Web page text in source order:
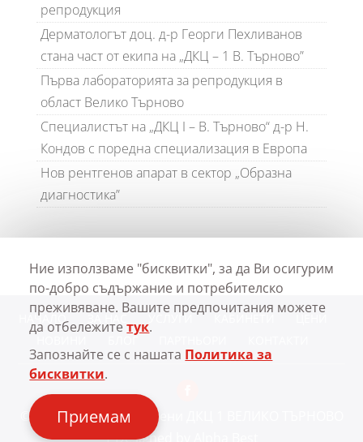
репродукция
Дерматологът доц. д-р Георги Пехливанов
стана част от екипа на „ДКЦ – 1 В. Търново”
Първа лабораторията за репродукция в
област Велико Търново
Специалистът на „ДКЦ I – В. Търново“ д-р Н.
Кондов с поредна специализация в Европа
Нов рентгенов апарат в сектор „Образна
диагностика”
НАЧАЛО УСЛУГИ
© Всички права запазени
| Designed by
Ние използваме "бисквитки", за да Ви осигурим
по-добро съдържание и потребителско
преживяване. Вашите предпочитания можете
да отбележитетук.
Запознайте се с нашата Политика за
бисквитки.
Приемам